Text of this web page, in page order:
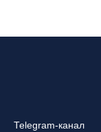
Telegram-канал